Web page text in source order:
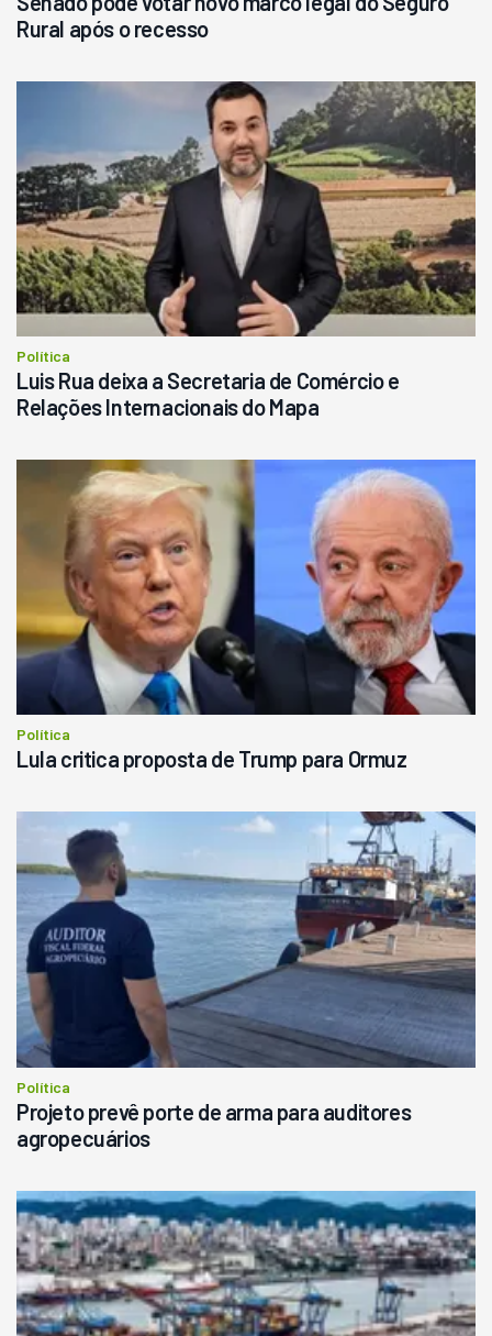
Rural após o recesso
Política
Luis Rua deixa a Secretaria de Comércio e
Relações Internacionais do Mapa
Política
Lula critica proposta de Trump para Ormuz
Política
Projeto prevê porte de arma para auditores
agropecuários